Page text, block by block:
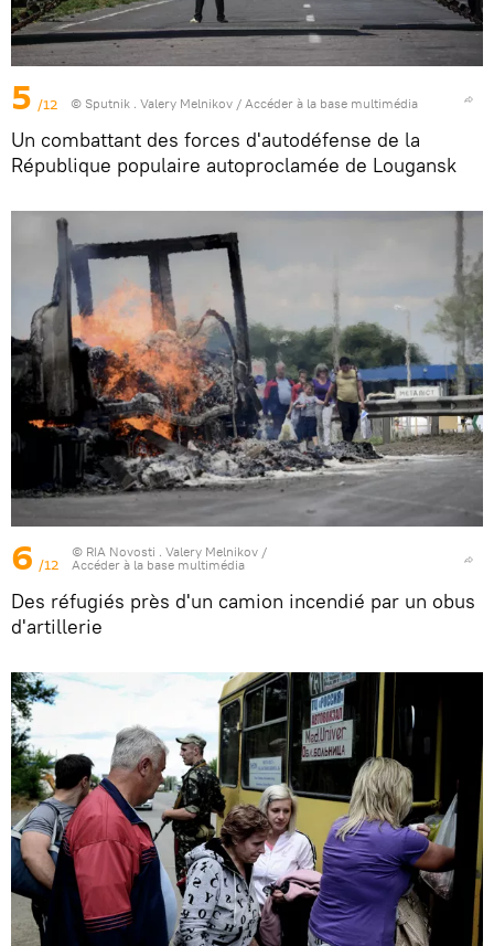
5 /12 © Sputnik . Valery Melnikov / Accéder à la base multimédia
Un combattant des forces d'autodéfense de la
République populaire autoproclamée de Lougansk
6 /12
© RIA Novosti . Valery Melnikov /
Accéder à la base multimédia
Des réfugiés près d'un camion incendié par un obus
d'artillerie